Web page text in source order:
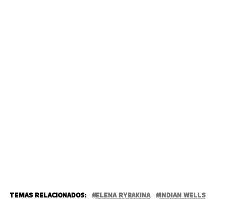
TEMAS RELACIONADOS: ELENA RYBAKINA
INDIAN WELLS